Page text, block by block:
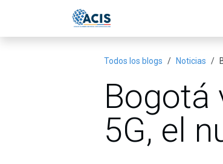
Todos los blogs Noticias
Bogotá
5G, el